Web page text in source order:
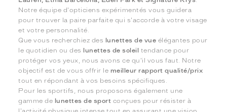
Notre équipe d'opticiens expérimentés vous guidera
pour trouver la paire parfaite qui s'accorde à votre visage
et votre personnalité.
Que vous recherchiez des lunettes de vue élégantes pour
le quotidien ou des lunettes de soleil tendance pour
protéger vos yeux, nous avons ce qu'il vous faut. Notre
objectif est de vous offrir le meilleur rapport qualité/prix
tout en répondant à vos besoins spécifiques.
Pour les sportifs, nous proposons également une
gamme de lunettes de sport conçues pour résister à